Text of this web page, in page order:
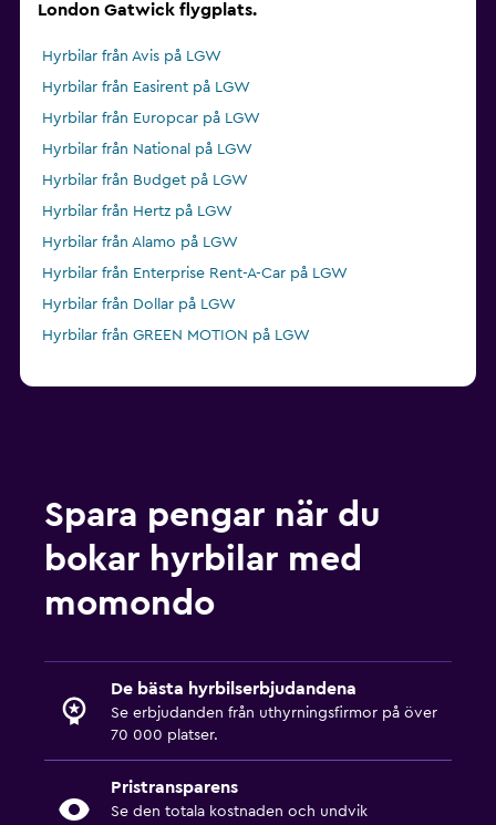
London Gatwick flygplats.
Hyrbilar från Avis på LGW
Hyrbilar från Easirent på LGW
Hyrbilar från Europcar på LGW
Hyrbilar från National på LGW
Hyrbilar från Budget på LGW
Hyrbilar från Hertz på LGW
Hyrbilar från Alamo på LGW
Hyrbilar från Enterprise Rent-A-Car på LGW
Hyrbilar från Dollar på LGW
Hyrbilar från GREEN MOTION på LGW
Spara pengar när du
bokar hyrbilar med
momondo
De bästa hyrbilserbjudandena
Se erbjudanden från uthyrningsfirmor på över
70 000 platser.
Pristransparens
Se den totala kostnaden och undvik